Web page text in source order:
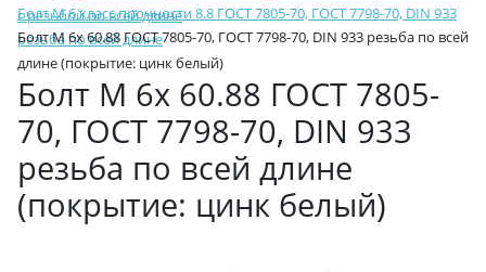
с резьбой по всей длине
Болт М 6 класс прочности 8.8 ГОСТ 7805-70, ГОСТ 7798-70, DIN 933
резьба по всей длине
Болт М 6х 60.88 ГОСТ 7805-70, ГОСТ 7798-70, DIN 933 резьба по всей
длине (покрытие: цинк белый)
Болт М 6х 60.88 ГОСТ 7805-
70, ГОСТ 7798-70, DIN 933
резьба по всей длине
(покрытие: цинк белый)